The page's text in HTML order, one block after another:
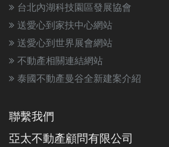
台北內湖科技園區發展協會
送愛心到家扶中心網站
送愛心到世界展會網站
不動產相關連結網站
泰國不動產曼谷全新建案介紹
聯繫我們
亞太不動產顧問有限公司